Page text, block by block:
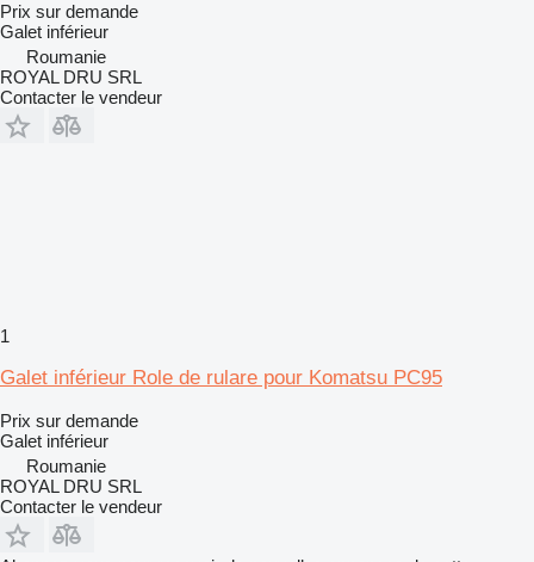
Prix sur demande
Galet inférieur
Roumanie
ROYAL DRU SRL
Contacter le vendeur
1
Galet inférieur Role de rulare pour Komatsu PC95
Prix sur demande
Galet inférieur
Roumanie
ROYAL DRU SRL
Contacter le vendeur